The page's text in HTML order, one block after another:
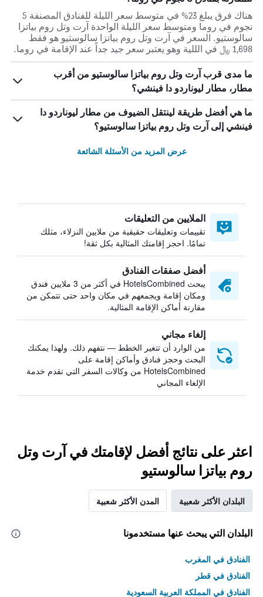
هناك فرق يبلغ 23% في متوسط ​​سعر الليلة للفنادق المصنفة 5
نجوم في روما ومتوسط ​​سعر الليلة الواحدة آرت وتل روم بياتزا
سالوستيو. السعر في آرت وتل روم بياتزا سالوستيو هو فقط
1,698 ﷼ في الللية وهو يعتبر سعر جيد جداً عند الإقامة في روما.
ما مدى قرب آرت وتل روم بياتزا سالوستيو من أقرب
مطار، مطار ليوناردو دا فينشي؟
ما هي أفضل طريقة لينتقل الضيوف من مطار ليوناردو دا
فينشي إلى آرت وتل روم بياتزا سالوستيو؟
عرض المزيد من الأسئلة الشائعة
الملايين من التعليقات
تقييمات وتعليقات حقيقية من ملايين النزلاء، مثلك
تمامًا. احجز إقامتك المثالية بكل ثقة!
أفضل صفقات الفنادق
يبحث HotelsCombined في أكثر من 3 ملايين فندق
ومكان إقامة ويجمعهم في مكان واحد حتى تتمكن من
مقارنة أماكن الإقامة المثالية.
إلغاء مجاني
من الوارد أن تتغير الخطط — نتفهم ذلك. ولهذا يمكنك
البحث وحجز فنادق وأماكن إقامة على
HotelsCombined من وكالات السفر التي تقدم خدمة
الإلغاء المجاني
اعثر على نتائج أفضل لإقامتك في آرت وتل
روم بياتزا سالوستيو
البلدان الأكثر شعبية المدن الأكثر شعبية
البلدان التي يبحث عنها مستخدمونا
الفنادق في المغرب
الفنادق في قطر
الفنادق في المملكة العربية السعودية